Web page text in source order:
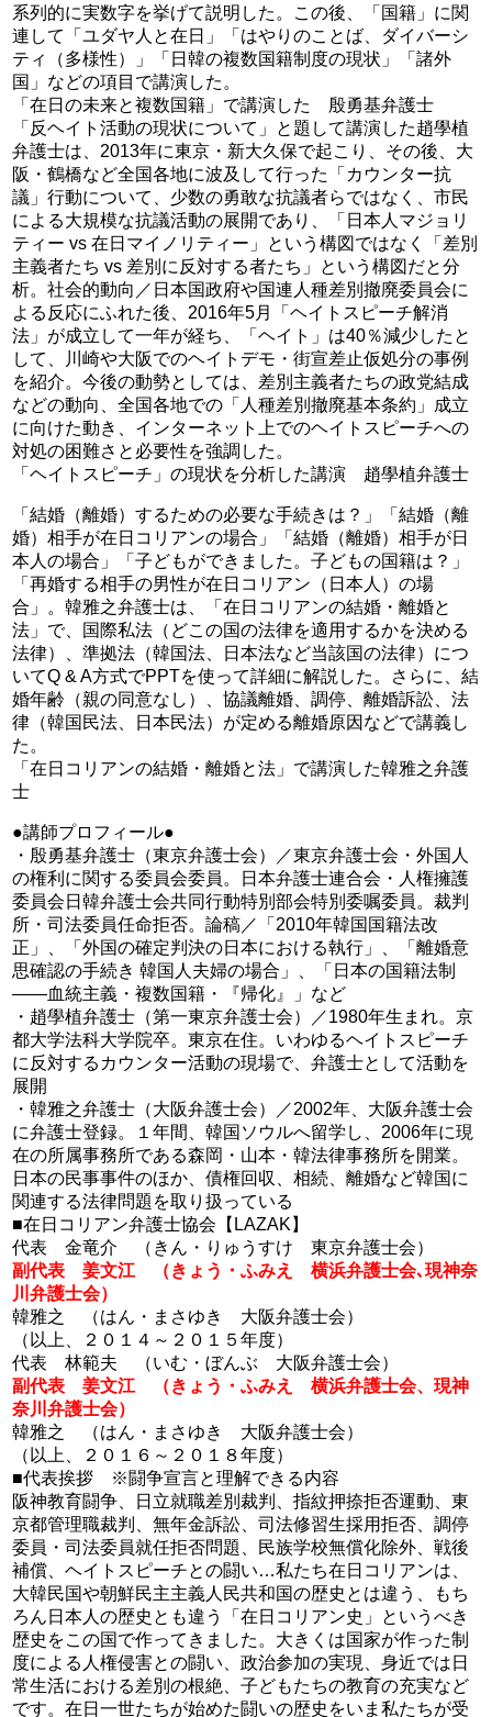
系列的に実数字を挙げて説明した。この後、「国籍」に関
連して「ユダヤ人と在日」「はやりのことば、ダイバーシ
ティ（多様性）」「日韓の複数国籍制度の現状」「諸外
国」などの項目で講演した。
「在日の未来と複数国籍」で講演した 殷勇基弁護士
「反ヘイト活動の現状について」と題して講演した趙學植
弁護士は、2013年に東京・新大久保で起こり、その後、大
阪・鶴橋など全国各地に波及して行った「カウンター抗
議」行動について、少数の勇敢な抗議者らではなく、市民
による大規模な抗議活動の展開であり、「日本人マジョリ
ティー vs 在日マイノリティー」という構図ではなく「差別
主義者たち vs 差別に反対する者たち」という構図だと分
析。社会的動向／日本国政府や国連人種差別撤廃委員会に
よる反応にふれた後、2016年5月「ヘイトスピーチ解消
法」が成立して一年が経ち、「ヘイト」は40％減少したと
して、川崎や大阪でのヘイトデモ・街宣差止仮処分の事例
を紹介。今後の動勢としては、差別主義者たちの政党結成
などの動向、全国各地での「人種差別撤廃基本条約」成立
に向けた動き、インターネット上でのヘイトスピーチへの
対処の困難さと必要性を強調した。
「ヘイトスピーチ」の現状を分析した講演 趙學植弁護士
「結婚（離婚）するための必要な手続きは？」「結婚（離
婚）相手が在日コリアンの場合」「結婚（離婚）相手が日
本人の場合」「子どもができました。子どもの国籍は？」
「再婚する相手の男性が在日コリアン（日本人）の場
合」。韓雅之弁護士は、「在日コリアンの結婚・離婚と
法」で、国際私法（どこの国の法律を適用するかを決める
法律）、準拠法（韓国法、日本法など当該国の法律）につ
いてQ & A方式でPPTを使って詳細に解説した。さらに、結
婚年齢（親の同意なし）、協議離婚、調停、離婚訴訟、法
律（韓国民法、日本民法）が定める離婚原因などで講義し
た。
「在日コリアンの結婚・離婚と法」で講演した韓雅之弁護
士
●講師プロフィール●
・殷勇基弁護士（東京弁護士会）／東京弁護士会・外国人
の権利に関する委員会委員。日本弁護士連合会・人権擁護
委員会日韓弁護士会共同行動特別部会特別委嘱委員。裁判
所・司法委員任命拒否。論稿／「2010年韓国国籍法改
正」、「外国の確定判決の日本における執行」、「離婚意
思確認の手続き 韓国人夫婦の場合」、「日本の国籍法制
——血統主義・複数国籍・『帰化』」など
・趙學植弁護士（第一東京弁護士会）／1980年生まれ。京
都大学法科大学院卒。東京在住。いわゆるヘイトスピーチ
に反対するカウンター活動の現場で、弁護士として活動を
展開
・韓雅之弁護士（大阪弁護士会）／2002年、大阪弁護士会
に弁護士登録。１年間、韓国ソウルへ留学し、2006年に現
在の所属事務所である森岡・山本・韓法律事務所を開業。
日本の民事事件のほか、債権回収、相続、離婚など韓国に
関連する法律問題を取り扱っている
■在日コリアン弁護士協会【LAZAK】
代表 金竜介 （きん・りゅうすけ 東京弁護士会）
副代表 姜文江 （きょう・ふみえ 横浜弁護士会､現神奈
川弁護士会）
韓雅之 （はん・まさゆき 大阪弁護士会）
（以上、２０１４～２０１５年度）
代表 林範夫 （いむ・ぼんぶ 大阪弁護士会）
副代表 姜文江 （きょう・ふみえ 横浜弁護士会、現神
奈川弁護士会）
韓雅之 （はん・まさゆき 大阪弁護士会）
（以上、２０１６～２０１８年度）
■代表挨拶 ※闘争宣言と理解できる内容
阪神教育闘争、日立就職差別裁判、指紋押捺拒否運動、東
京都管理職裁判、無年金訴訟、司法修習生採用拒否、調停
委員・司法委員就任拒否問題、民族学校無償化除外、戦後
補償、ヘイトスピーチとの闘い…私たち在日コリアンは、
大韓民国や朝鮮民主主義人民共和国の歴史とは違う、もち
ろん日本人の歴史とも違う「在日コリアン史」というべき
歴史をこの国で作ってきました。大きくは国家が作った制
度による人権侵害との闘い、政治参加の実現、身近では日
常生活における差別の根絶、子どもたちの教育の充実など
です。在日一世たちが始めた闘いの歴史をいま私たちが受